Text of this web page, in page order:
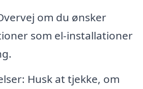
om du ønsker
som el-installationer
Husk at tjekke, om